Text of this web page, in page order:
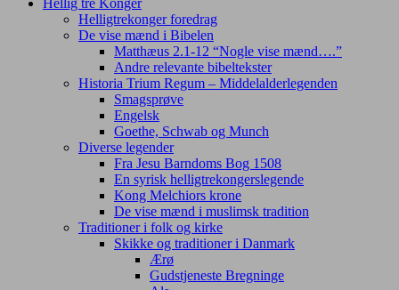
Hellig tre Konger
Helligtrekonger foredrag
De vise mænd i Bibelen
Matthæus 2.1-12 “Nogle vise mænd….”
Andre relevante bibeltekster
Historia Trium Regum – Middelalderlegenden
Smagsprøve
Engelsk
Goethe, Schwab og Munch
Diverse legender
Fra Jesu Barndoms Bog 1508
En syrisk helligtrekongerslegende
Kong Melchiors krone
De vise mænd i muslimsk tradition
Traditioner i folk og kirke
Skikke og traditioner i Danmark
Ærø
Gudstjeneste Bregninge